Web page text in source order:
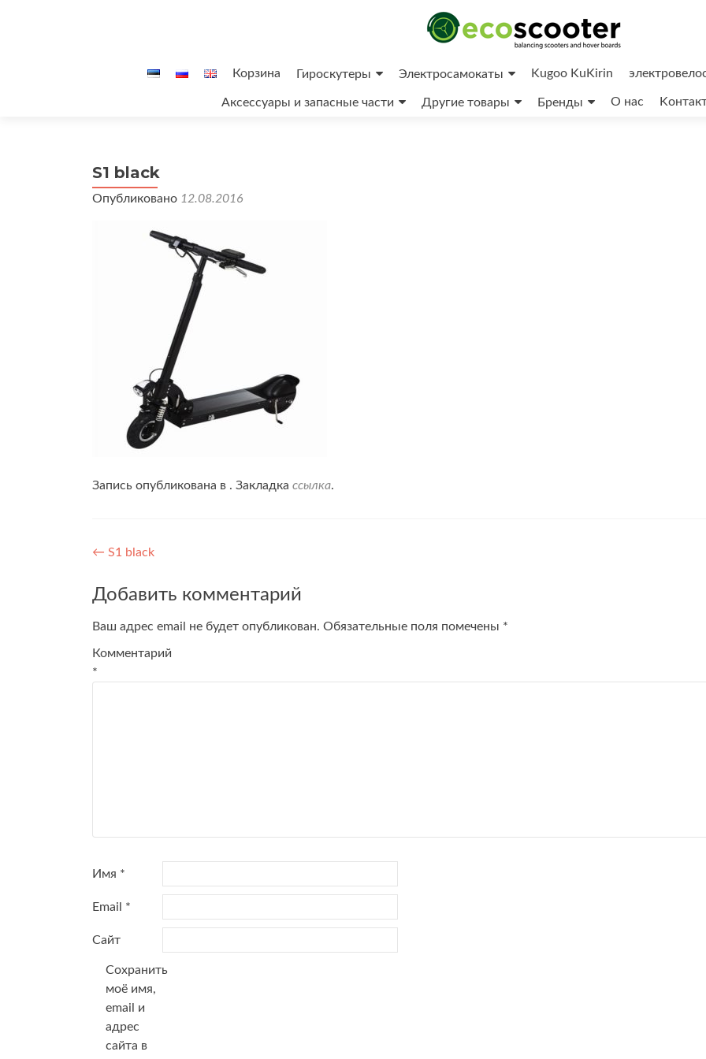
Корзина Гироскутеры Электросамокаты Kugoo KuKirin
Аксессуары и запасные части Другие товары Бренды O нас
S1 black
Опубликовано 12.08.2016
Запись опубликована в . Закладка ссылка.
Навигация
по
записям
← S1 black
Добавить комментарий
Ваш адрес email не будет опубликован. Обязательные поля помечены *
Комментарий
*
Имя *
Email *
Сайт
Сохранить
моё имя,
email и
адрес
сайта в